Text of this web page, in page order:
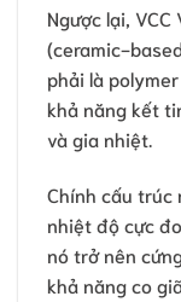
Ngược lại,
(ceramic-
phải là
khả năng kết
và gia nhiệt.
Chính cấu trúc
nhiệt độ cực
nó trở nên
khả năng co